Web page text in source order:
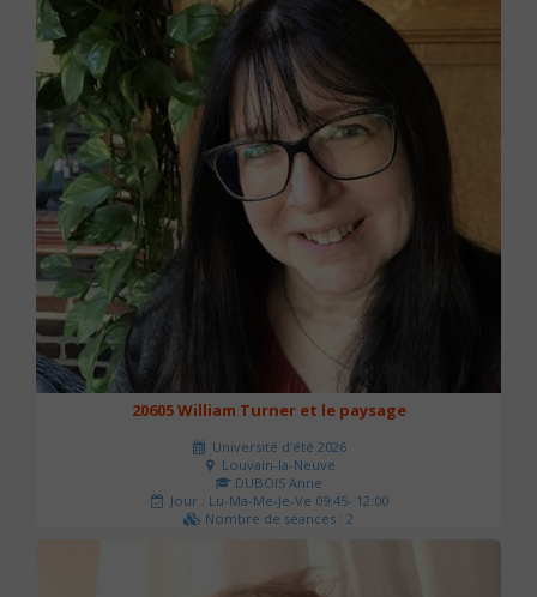
20605 William Turner et le paysage
Université d'été 2026
Louvain-la-Neuve
DUBOIS Anne
Jour : Lu-Ma-Me-Je-Ve 09:45- 12:00
Nombre de séances : 2